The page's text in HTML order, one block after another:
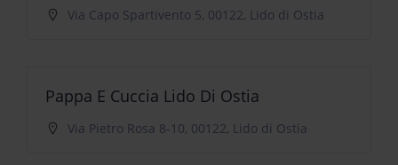
Via Capo Spartivento 5, 00122, Lido di Ostia
Pappa E Cuccia Lido Di Ostia
Via Pietro Rosa 8-10, 00122, Lido di Ostia